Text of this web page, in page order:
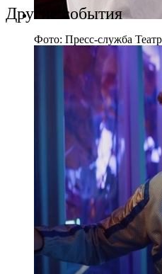
Фото: Пресс-служба
Другие события